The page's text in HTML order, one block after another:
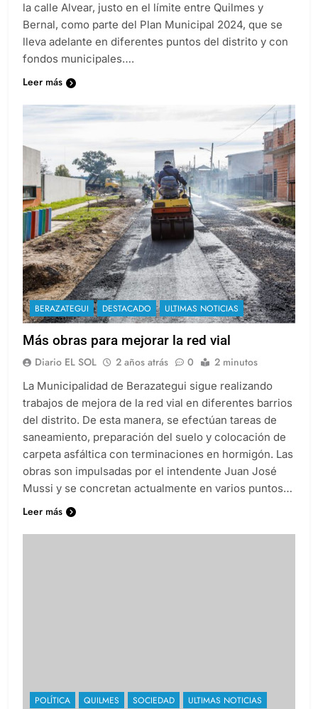
la calle Alvear, justo en el límite entre Quilmes y
Bernal, como parte del Plan Municipal 2024, que se
lleva adelante en diferentes puntos del distrito y con
fondos municipales….
Leer más
BERAZATEGUI DESTACADO ULTIMAS NOTICIAS
Más obras para mejorar la red vial
Diario EL SOL 2 años atrás 0 2 minutos
La Municipalidad de Berazategui sigue realizando
trabajos de mejora de la red vial en diferentes barrios
del distrito. De esta manera, se efectúan tareas de
saneamiento, preparación del suelo y colocación de
carpeta asfáltica con terminaciones en hormigón. Las
obras son impulsadas por el intendente Juan José
Mussi y se concretan actualmente en varios puntos…
Leer más
POLÍTICA QUILMES SOCIEDAD ULTIMAS NOTICIAS